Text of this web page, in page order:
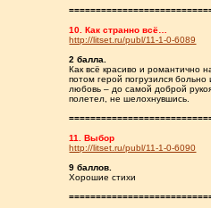
10. Как странно всё…
http://litset.ru/publ/11-1-0-6089
2 балла.
Как всё красиво и романтично
потом герой погрузился больно
любовь – до самой доброй
полетел, не шелохнувшись.
11. Выбор
http://litset.ru/publ/11-1-0-6090
9 баллов.
Хорошие стихи